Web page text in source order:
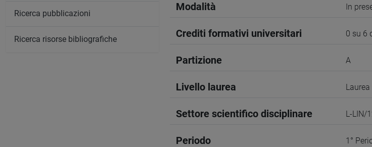
Modalità In
Crediti formativi universitari 0 su 6
Partizione A
Livello laurea Laurea
Settore scientifico disciplinare L-LIN/
Periodo 1°
Ricerca pubblicazioni
Ricerca risorse bibliografiche